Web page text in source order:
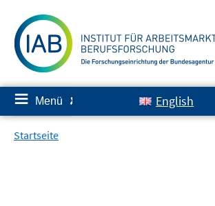
zum
Inhalt
≡ Menü ✘ English
Startseite